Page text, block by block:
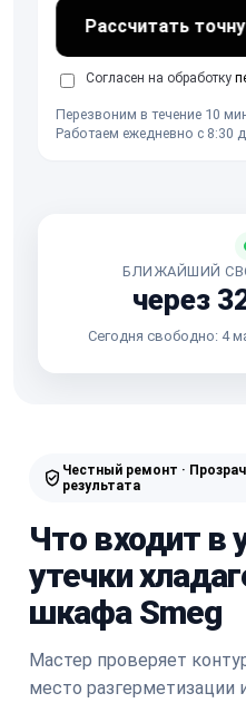
Рассчитать
Согласен на обработку
Перезвоним в течение 10
Работаем ежедневно с 8:30
БЛИЖАЙШИЙ
через
Сегодня свободно: 4
Честный ремонт ·
результата
Что входит в
утечки
шкафа Smeg
Мастер проверяет
место разгерметизации